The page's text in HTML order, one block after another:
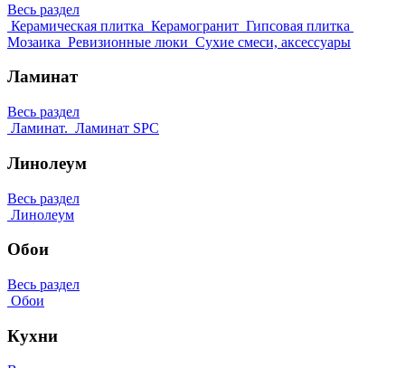
Весь раздел
Керамическая плитка Керамогранит Гипсовая плитка
Мозаика Ревизионные люки Сухие смеси, аксессуары
Ламинат
Весь раздел
Ламинат. Ламинат SPC
Линолеум
Весь раздел
Линолеум
Обои
Весь раздел
Обои
Кухни